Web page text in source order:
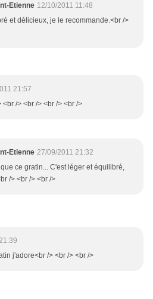
Etienne 12/10/2011 11:48
et délicieux, je le recommande.<br />
21:57
<br /> <br /> <br /> <br />
Etienne 27/09/2011 21:32
ce gratin... C'est léger et équilibré,
/> <br /> <br />
j'adore<br /> <br /> <br />